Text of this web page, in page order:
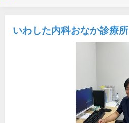
いわした内科おなか診療所